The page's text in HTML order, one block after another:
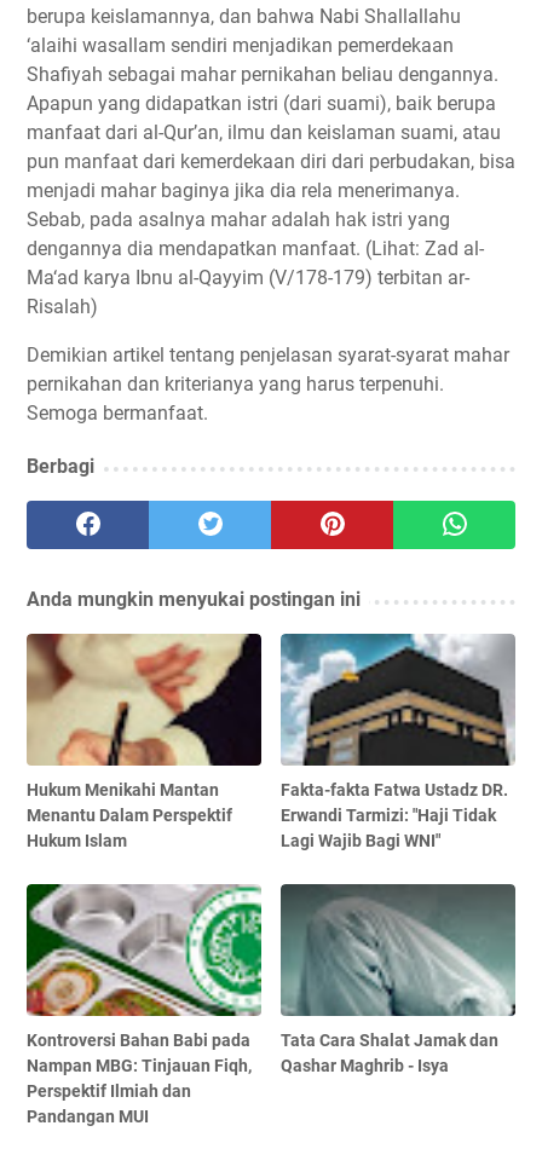
berupa keislamannya, dan bahwa Nabi Shallallahu
‘alaihi wasallam sendiri menjadikan pemerdekaan
Shafiyah sebagai mahar pernikahan beliau dengannya.
Apapun yang didapatkan istri (dari suami), baik berupa
manfaat dari al-Qur’an, ilmu dan keislaman suami, atau
pun manfaat dari kemerdekaan diri dari perbudakan, bisa
menjadi mahar baginya jika dia rela menerimanya.
Sebab, pada asalnya mahar adalah hak istri yang
dengannya dia mendapatkan manfaat. (Lihat: Zad al-
Ma‘ad karya Ibnu al-Qayyim (V/178-179) terbitan ar-
Risalah)
Demikian artikel tentang penjelasan syarat-syarat mahar
pernikahan dan kriterianya yang harus terpenuhi.
Semoga bermanfaat.
Berbagi
Anda mungkin menyukai postingan ini
Hukum Menikahi Mantan
Menantu Dalam Perspektif
Hukum Islam
Fakta-fakta Fatwa Ustadz DR.
Erwandi Tarmizi: "Haji Tidak
Lagi Wajib Bagi WNI"
Kontroversi Bahan Babi pada
Nampan MBG: Tinjauan Fiqh,
Perspektif Ilmiah dan
Pandangan MUI
Tata Cara Shalat Jamak dan
Qashar Maghrib - Isya